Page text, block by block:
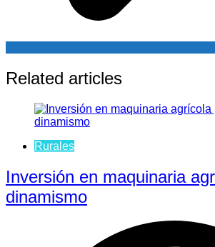
Related articles
Rurales
Inversión en maquinaria
dinamismo